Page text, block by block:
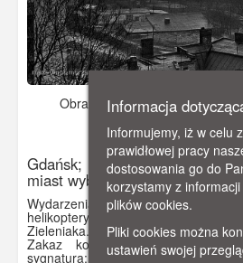
Obraz pochodzi z1970-12.
Gdańsk; Wydarzenia
miast wybrzeża gdańskiego.
Wydarzenia grudniowe w
helikoptery wojskowe patrolujące
Zieleniaka.
Zakaz kopiowania, zasób
sygnatura: IPNGd-12-2-2-195
Informacja
Informujemy, iż w celu
prawidłowej pracy
dostosowania go do
korzystamy z
plików cookies.
Pliki cookies można
ustawień swojej